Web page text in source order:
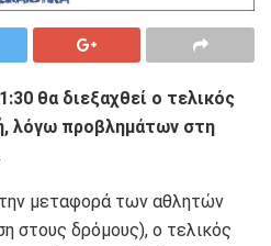
θα διεξαχθεί ο τελικός
λόγω προβλημάτων στη
μεταφορά των αθλητών
στους δρόμους), ο τελικός